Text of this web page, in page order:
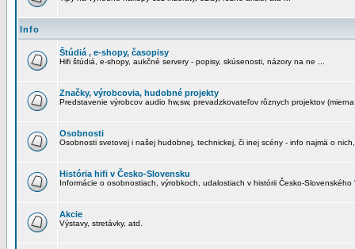
Info
Štúdiá , e-shopy, časopisy
Hifi štúdiá, e-shopy, aukčné servery - popisy, skúsenosti, názory na ne ...
Značky, výrobcovia, hudobné projekty
Predstavenie výrobcov audio hw,sw, prevadzkovateľov rôznych projektov
Osobnosti
Osobnosti svetovej i našej hudobnej, technickej, či inej scény - info najmä o
História hifi v Česko-Slovensku
Informácie o osobnostiach, výrobkoch, udalostiach v histórii Česko-Slovenského
Akcie
Výstavy, stretávky, atd.